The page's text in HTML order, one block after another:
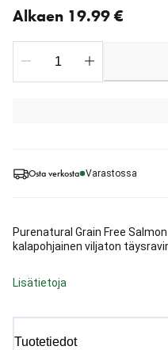
Osta verkosta Varastossa
Purenatural Grain Free
kalapohjainen viljaton
Lisätietoja
Tuotetiedot
Alkaen 19.99 €